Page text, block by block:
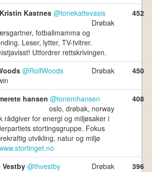
Kastnes @tonekattevasis
Drøbak
fotballmamma og
Leser, lytter, TV-tvitrer.
Utfordrer rettskrivingen.
452
@RolfWoods
Drøbak
450
hansen @tonemhansen
oslo, drøbak, norway
rådgiver for energi og miljøsaker i
stortingsgruppe. Fokus
utvikling, natur og miljø
408
Vestby @thvestby
Drøbak
396